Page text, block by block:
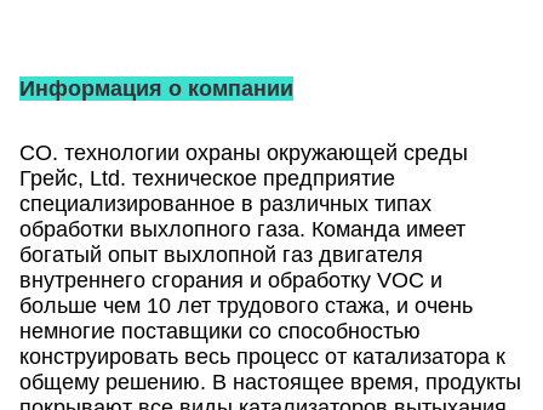
Информация о компании
CO. технологии охраны окружающей среды
Грейс, Ltd. техническое предприятие
специализированное в различных типах
обработки выхлопного газа. Команда имеет
богатый опыт выхлопной газ двигателя
внутреннего сгорания и обработку VOC и
больше чем 10 лет трудового стажа, и очень
немногие поставщики со способностью
конструировать весь процесс от катализатора к
общему решению. В настоящее время, продукты